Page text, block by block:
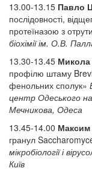
13.00-13.15 Павло
послідовності,
протеїназою з
біохімії ім. О.В.
13.30-13.45 Микола
профілю штаму
фенольних сполук»
центр Одеського
Мечникова, Одеса
13.45-14.00 Максим
гранул
мікробіології і
Київ